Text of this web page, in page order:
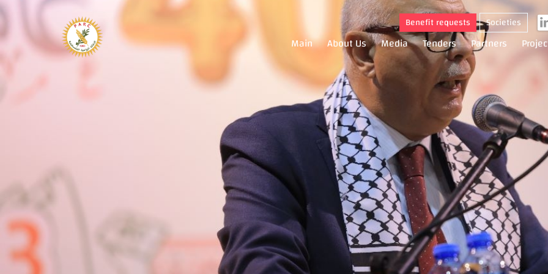
Benefit requests Societies
Main About Us Media Tenders Partners